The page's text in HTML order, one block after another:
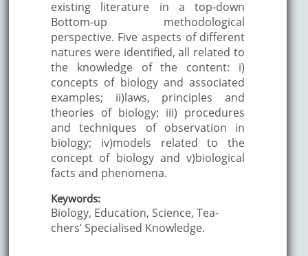
existing literature in a top-down
Bottom-up methodological
perspective. Five aspects of different
natures were identified, all related to
the knowledge of the content: i)
concepts of biology and associated
examples; ii)laws, principles and
theories of biology; iii) procedures
and techniques of observation in
biology; iv)models related to the
concept of biology and v)biological
facts and phenomena.
Keywords:
Biology, Education, Science, Tea-
chers’ Specialised Knowledge.